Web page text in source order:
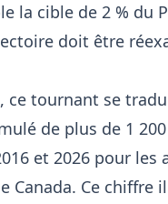
la cible de 2 % du
doit être
ce tournant se
de plus de 1
et 2026 pour les
Canada. Ce chiffre